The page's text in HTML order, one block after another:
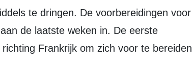
de laatste weken in. De eerste
Frankrijk om zich voor te bereiden